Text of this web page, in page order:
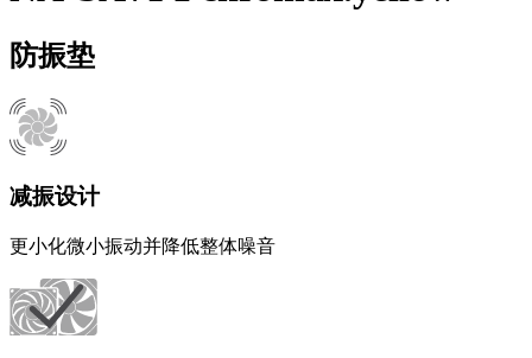
防振垫
减振设计
更小化微小振动并降低整体噪音